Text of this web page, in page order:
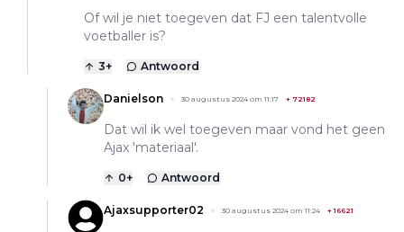
Of wil je niet toegeven dat FJ een talentvolle
voetballer is?
3+ Antwoord
Danielson 30 augustus 2024 om 11:17 + 72182
Dat wil ik wel toegeven maar vond het geen
Ajax 'materiaal'.
0+ Antwoord
Ajaxsupporter02 30 augustus 2024 om 11:24 +16621